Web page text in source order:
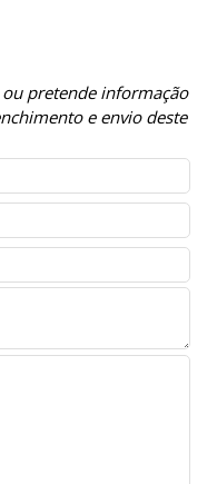
pretende informação
e envio deste